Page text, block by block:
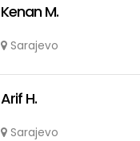
Kenan M.
Sarajevo
Arif H.
Sarajevo